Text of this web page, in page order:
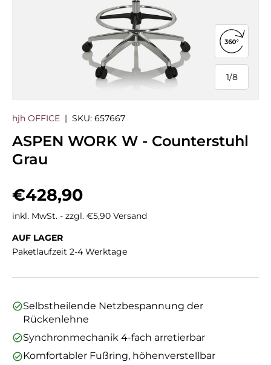
1/
von
8
360°-
hjh OFFICE | SKU: 657667
ASPEN WORK W - Counterstuhl
Grau
Normaler Preis
€428,90
inkl. MwSt. - zzgl. €5,90 Versand
AUF LAGER
Paketlaufzeit 2-4 Werktage
Selbstheilende Netzbespannung der
Rückenlehne
Synchronmechanik 4-fach arretierbar
Komfortabler Fußring, höhenverstellbar